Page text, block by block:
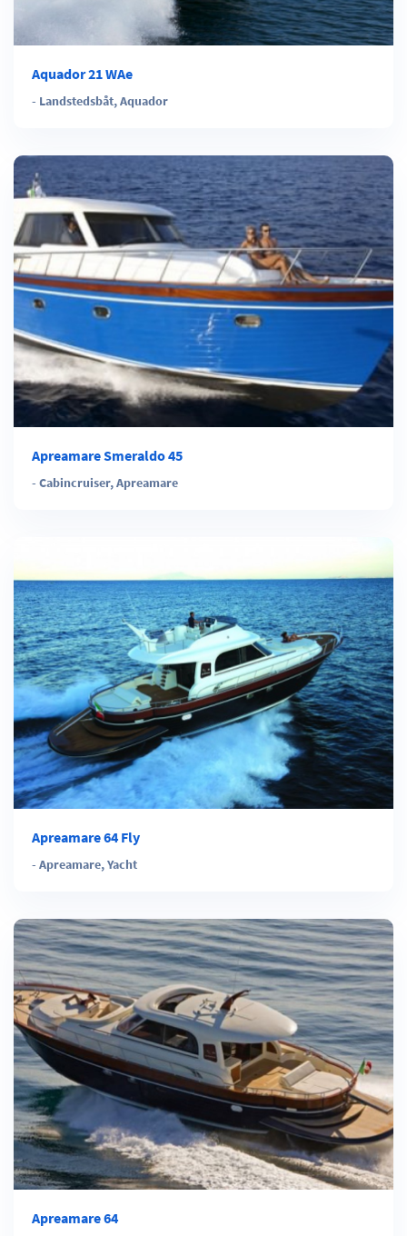
Aquador 21 WAe
- Landstedsbåt,Aquador
Apreamare Smeraldo 45
- Cabincruiser,Apreamare
Apreamare 64 Fly
- Apreamare,Yacht
Apreamare 64